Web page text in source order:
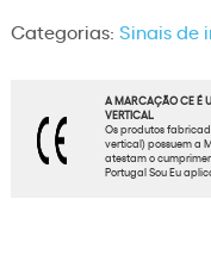
Categorias: Sinais de
A MARCAÇÃO CE É
VERTICAL
Os produtos
vertical) possuem a
atestam o
Portugal Sou Eu